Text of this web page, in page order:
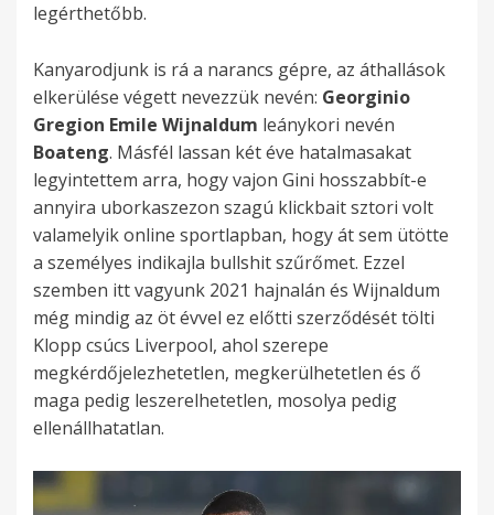
legérthetőbb.
Kanyarodjunk is rá a narancs gépre, az áthallások
elkerülése végett nevezzük nevén: Georginio
Gregion Emile Wijnaldum leánykori nevén
Boateng. Másfél lassan két éve hatalmasakat
legyintettem arra, hogy vajon Gini hosszabbít-e
annyira uborkaszezon szagú klickbait sztori volt
valamelyik online sportlapban, hogy át sem ütötte
a személyes indikajla bullshit szűrőmet. Ezzel
szemben itt vagyunk 2021 hajnalán és Wijnaldum
még mindig az öt évvel ez előtti szerződését tölti
Klopp csúcs Liverpool, ahol szerepe
megkérdőjelezhetetlen, megkerülhetetlen és ő
maga pedig leszerelhetetlen, mosolya pedig
ellenállhatatlan.